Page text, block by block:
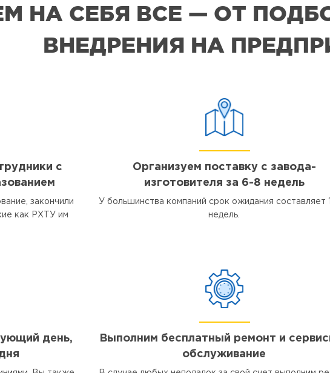
НА СЕБЯ ВСЕ — ОТ
ВНЕДРЕНИЯ НА
с
закончили
как РХТУ им
Организуем поставку с завода-
изготовителя за 6-8 недель
У большинства компаний срок ожидания составляет
недель.
день,
Выполним бесплатный ремонт и
обслуживание